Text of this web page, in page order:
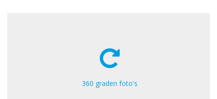
360 graden foto's